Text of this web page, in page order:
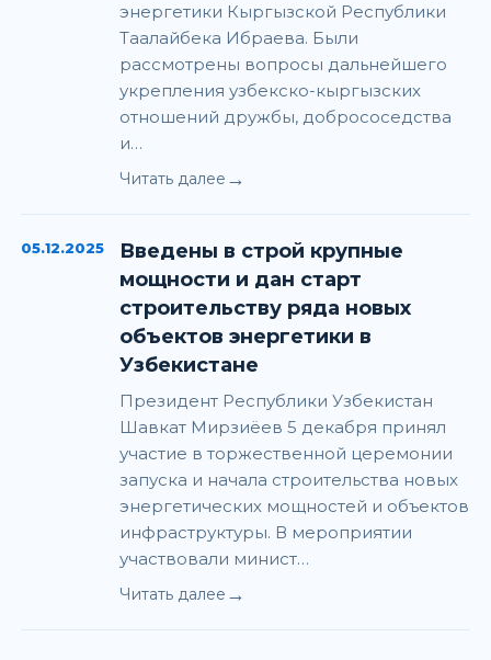
энергетики Кыргызской Республики
Таалайбека Ибраева. Были
рассмотрены вопросы дальнейшего
укрепления узбекско-кыргызских
отношений дружбы, добрососедства
и…
Читать далее →
05.12.2025
Введены в строй крупные
мощности и дан старт
строительству ряда новых
объектов энергетики в
Узбекистане
Президент Республики Узбекистан
Шавкат Мирзиёев 5 декабря принял
участие в торжественной церемонии
запуска и начала строительства новых
энергетических мощностей и объектов
инфраструктуры. В мероприятии
участвовали минист…
Читать далее →